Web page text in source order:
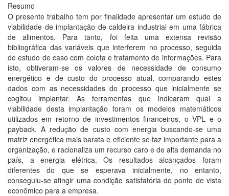
Resumo
O presente trabalho tem por finalidade apresentar um estudo de
viabilidade de implantação de caldeira industrial em uma fábrica
de alimentos. Para tanto, foi feita uma extensa revisão
bibliográfica das variáveis que interferem no processo, seguida
de estudo de caso com coleta e tratamento de informações. Para
isto, obtiveram-se os valores de necessidade de consumo
energético e de custo do processo atual, comparando estes
dados com as necessidades do processo que inicialmente se
cogitou implantar. As ferramentas que indicaram qual a
viabilidade desta implantação foram os modelos matemáticos
utilizados em retorno de investimentos financeiros, o VPL e o
payback. A redução de custo com energia buscando-se uma
matriz energética mais barata e eficiente se faz importante para a
organização, e racionaliza um recurso caro e de alta demanda no
país, a energia elétrica. Os resultados alcançados foram
diferentes do que se esperava inicialmente, no entanto,
conseguiu-se atingir uma condição satisfatória do ponto de vista
econômico para a empresa.